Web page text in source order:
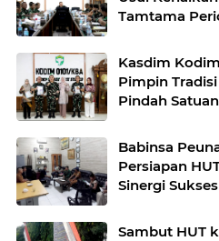
Tamtama
Kasdim
Pimpin
Pindah Satuan
Babinsa
Persiapan
Sinergi
Sambut HUT